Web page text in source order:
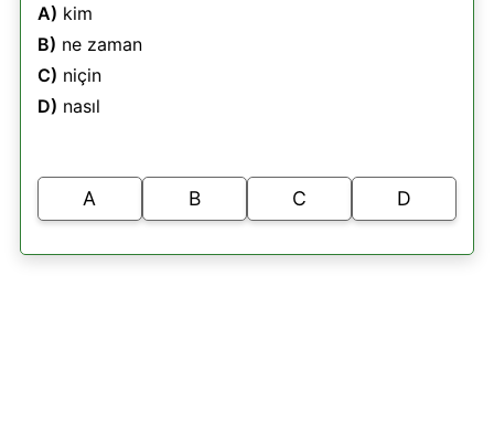
A) kim
B) ne zaman
C) niçin
D) nasıl
A B C D